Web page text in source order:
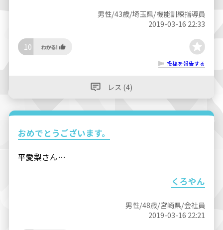
男性/43歳/埼玉県/機能訓練指導員
2019-03-16 22:33
10
投稿を報告する
レス (4)
おめでとうございます。
平愛梨さん…
くろやん
男性/48歳/宮崎県/会社員
2019-03-16 22:21